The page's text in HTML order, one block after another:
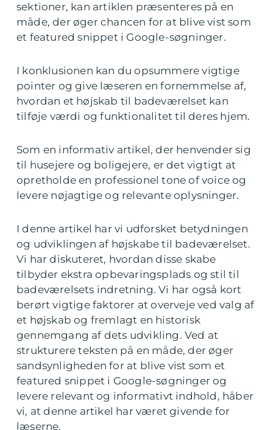
sektioner, kan artiklen præsenteres på en
måde, der øger chancen for at blive vist som
et featured snippet i Google-søgninger.
I konklusionen kan du opsummere vigtige
pointer og give læseren en fornemmelse af,
hvordan et højskab til badeværelset kan
tilføje værdi og funktionalitet til deres hjem.
Som en informativ artikel, der henvender sig
til husejere og boligejere, er det vigtigt at
opretholde en professionel tone of voice og
levere nøjagtige og relevante oplysninger.
I denne artikel har vi udforsket betydningen
og udviklingen af højskabe til badeværelset.
Vi har diskuteret, hvordan disse skabe
tilbyder ekstra opbevaringsplads og stil til
badeværelsets indretning. Vi har også kort
berørt vigtige faktorer at overveje ved valg af
et højskab og fremlagt en historisk
gennemgang af dets udvikling. Ved at
strukturere teksten på en måde, der øger
sandsynligheden for at blive vist som et
featured snippet i Google-søgninger og
levere relevant og informativt indhold, håber
vi, at denne artikel har været givende for
læserne.